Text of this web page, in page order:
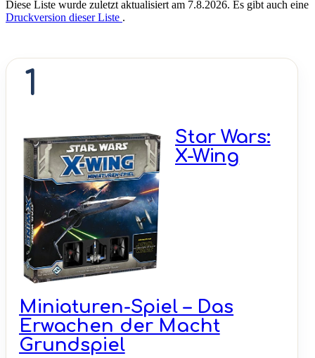
Diese Liste wurde zuletzt aktualisiert am 7.8.2026. Es gibt auch eine
Druckversion dieser Liste .
1
Star Wars:
X-Wing
Miniaturen-Spiel – Das
Erwachen der Macht
Grundspiel